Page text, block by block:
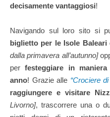
decisamente vantaggiosi!
Navigando sul loro sito si
biglietto per le Isole
dalla primavera all’autunno]
perfesteggiare in
anno! Grazie alle “Crociere
raggiungere e visitare
Livorno], trascorrere una o